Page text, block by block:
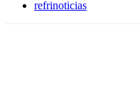
refrinoticias